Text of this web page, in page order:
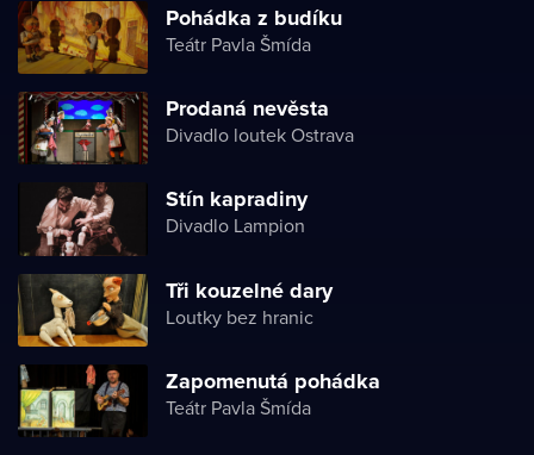
Pohádka z budíku
Teátr Pavla Šmída
Prodaná nevěsta
Divadlo loutek Ostrava
Stín kapradiny
Divadlo Lampion
Tři kouzelné dary
Loutky bez hranic
Zapomenutá pohádka
Teátr Pavla Šmída